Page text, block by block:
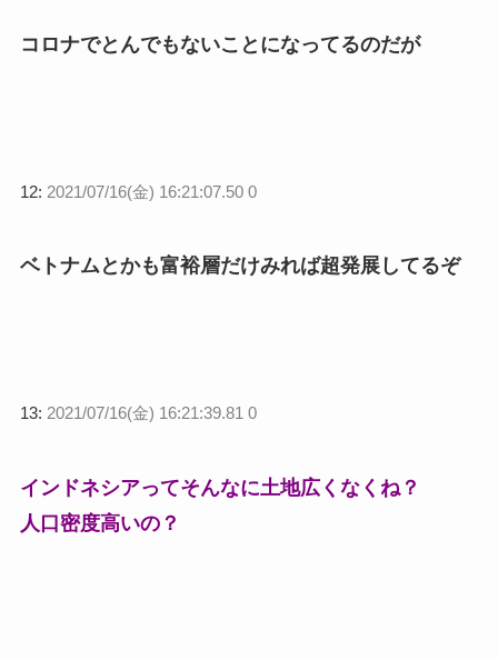
コロナでとんでもないことになってるのだが
12: 2021/07/16(金) 16:21:07.50 0
ベトナムとかも富裕層だけみれば超発展してるぞ
13: 2021/07/16(金) 16:21:39.81 0
インドネシアってそんなに土地広くなくね？
人口密度高いの？